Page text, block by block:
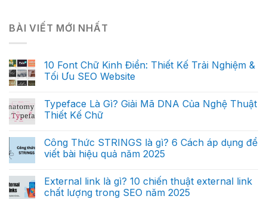
BÀI VIẾT MỚI NHẤT
10 Font Chữ Kinh Điển: Thiết Kế Trải Nghiệm &
Tối Ưu SEO Website
Typeface Là Gì? Giải Mã DNA Của Nghệ Thuật
Thiết Kế Chữ
Công Thức STRINGS là gì? 6 Cách áp dụng để
viết bài hiệu quả năm 2025
External link là gì? 10 chiến thuật external link
chất lượng trong SEO năm 2025